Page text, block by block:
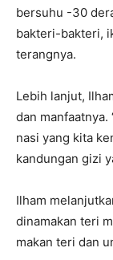
bersuhu -30
bakteri-bakteri,
terangnya.
Lebih lanjut,
dan
nasi yang kita
kandungan gizi
Ilham
dinamakan teri
makan teri dan